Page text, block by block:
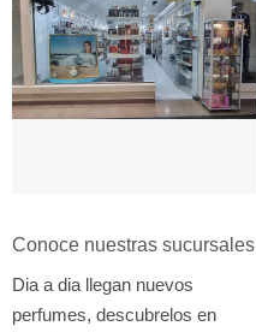
Conoce nuestras sucursales
Dia a dia llegan nuevos
perfumes, descubrelos en